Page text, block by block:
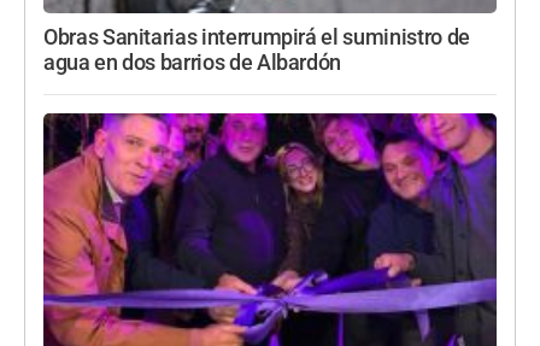
Obras Sanitarias interrumpirá el suministro de
agua en dos barrios de Albardón